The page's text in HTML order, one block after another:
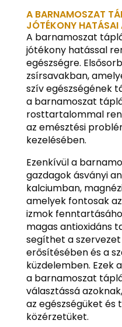
A BARNAMOSZAT
JÓTÉKONY HATÁSAI
A barnamoszat
jótékony hatással
egészségre.
zsírsavakban,
szív egészségének
a barnamoszat
rosttartalommal
az emésztési
kezelésében.
Ezenkívül a
gazdagok ásványi
kalciumban,
amelyek fontosak
izmok
magas antioxidáns
segíthet a
erősítésében és a
küzdelemben. Ezek
a barnamoszat
választássá
az egészségüket és
közérzetüket.